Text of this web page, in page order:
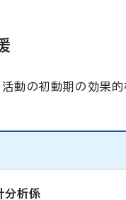
動の初動期の効果
分析係